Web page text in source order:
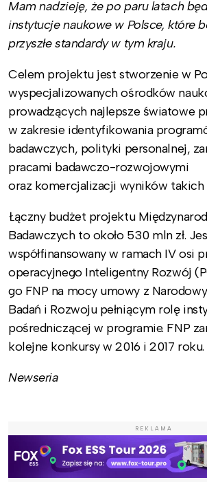
Mam nadzieję, że po paru latach
instytucje naukowe w Polsce, które
przyszłe standardy w tym kraju.
Celem projektu jest stworzenie w
wyspecjalizowanych ośrodków
prowadzących najlepsze światowe
w zakresie identyfikowania
badawczych, polityki personalnej,
pracami badawczo-rozwojowymi
oraz komercjalizacji wyników takich
Łączny budżet projektu
Badawczych to około 530 mln zł.
współfinansowany w ramach IV osi
operacyjnego Inteligentny Rozwój
go FNP na mocy umowy z
Badań i Rozwoju pełniącym rolę
pośredniczącej w programie. FNP
kolejne konkursy w 2016 i 2017 roku.
Newseria
REKLAMA